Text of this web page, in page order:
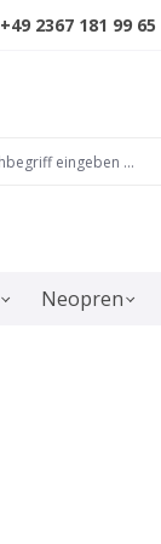
+49 2367 181 99 65
Neopren